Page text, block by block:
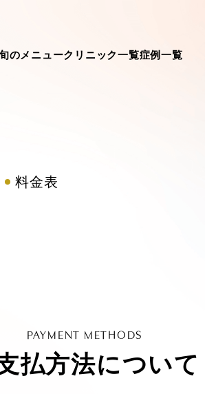
のメニュークリニック一覧症例一覧
料金表
PAYMENT METHODS
払方法について